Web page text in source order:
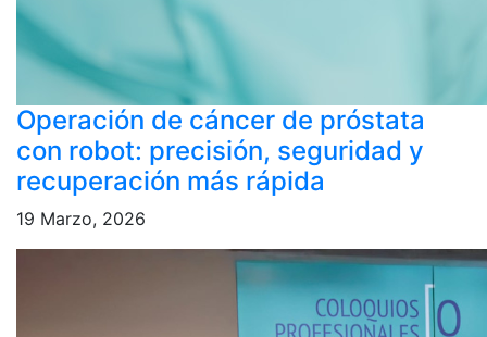
Operación de cáncer de próstata
con robot: precisión, seguridad y
recuperación más rápida
19 Marzo, 2026